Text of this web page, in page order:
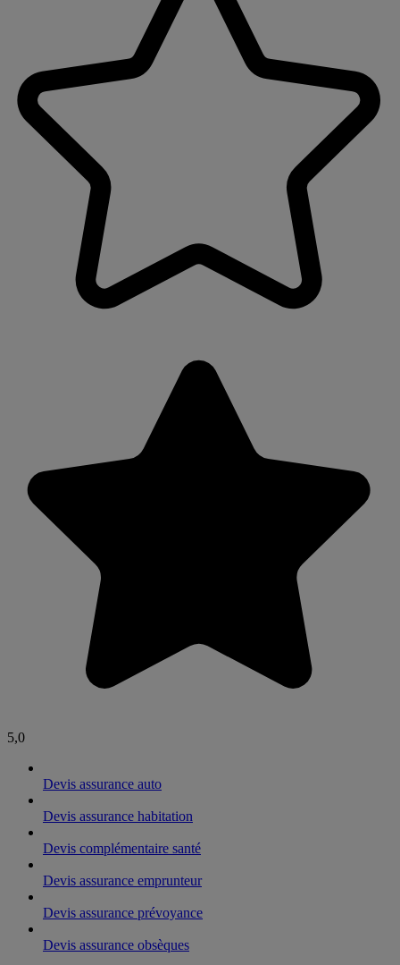
5,0
Devis assurance auto
Devis assurance habitation
Devis complémentaire santé
Devis assurance emprunteur
Devis assurance prévoyance
Devis assurance obsèques